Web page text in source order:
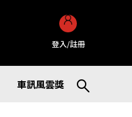
登入/註冊
車訊風雲獎